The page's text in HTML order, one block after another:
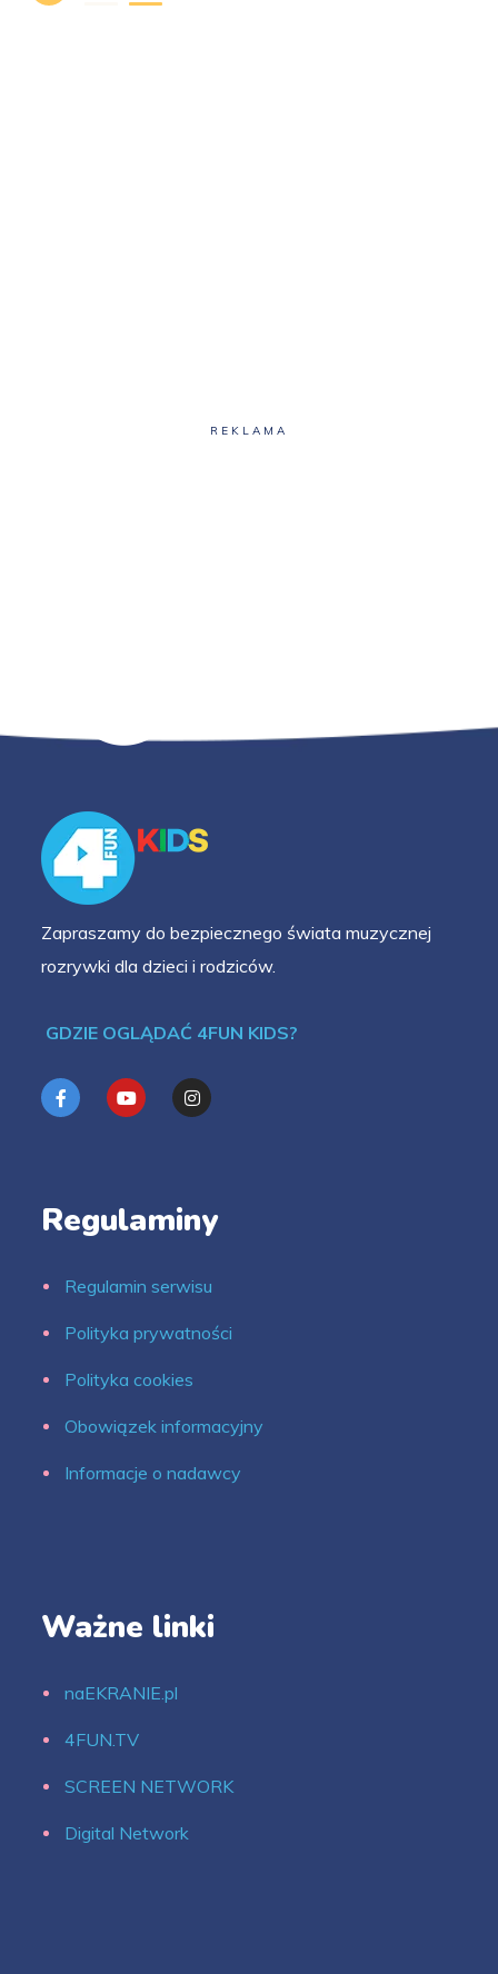
REKLAMA
Zapraszamy do bezpiecznego świata muzycznej
rozrywki dla dzieci i rodziców.
GDZIE OGLĄDAĆ 4FUN KIDS?
Regulaminy
Regulamin serwisu
Polityka prywatności
Polityka cookies
Obowiązek informacyjny
Informacje o nadawcy
Ważne linki
naEKRANIE.pl
4FUN.TV
SCREEN NETWORK
Digital Network